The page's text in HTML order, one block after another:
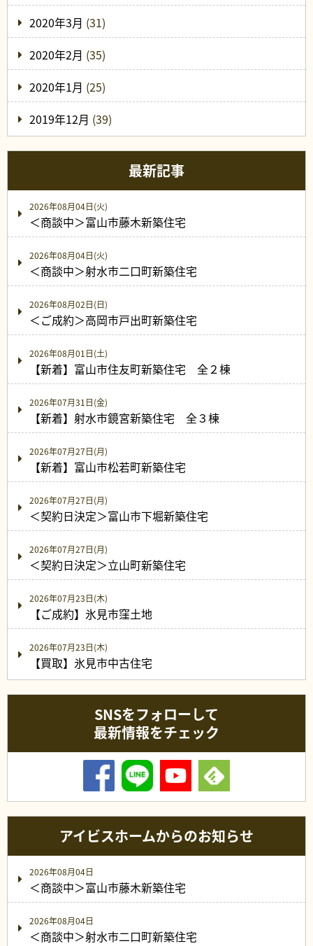
2020年3月 (31)
2020年2月 (35)
2020年1月 (25)
2019年12月 (39)
最新記事
2026年08月04日(火)
＜商談中＞富山市藤木新築住宅
2026年08月04日(火)
＜商談中＞射水市二口町新築住宅
2026年08月02日(日)
＜ご成約＞高岡市戸出町新築住宅
2026年08月01日(土)
【新着】富山市住友町新築住宅 全２棟
2026年07月31日(金)
【新着】射水市鏡宮新築住宅 全３棟
2026年07月27日(月)
【新着】富山市松若町新築住宅
2026年07月27日(月)
＜契約日決定＞富山市下堀新築住宅
2026年07月27日(月)
＜契約日決定＞立山町新築住宅
2026年07月23日(木)
【ご成約】氷見市窪土地
2026年07月23日(木)
【買取】氷見市中古住宅
SNSをフォローして
最新情報をチェック
アイビスホームからのお知らせ
2026年08月04日
＜商談中＞富山市藤木新築住宅
2026年08月04日
＜商談中＞射水市二口町新築住宅